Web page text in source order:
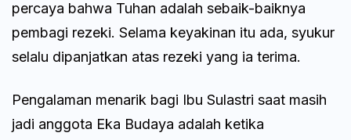
percaya bahwa Tuhan adalah sebaik-baiknya
pembagi rezeki. Selama keyakinan itu ada, syukur
selalu dipanjatkan atas rezeki yang ia terima.
Pengalaman menarik bagi Ibu Sulastri saat masih
jadi anggota Eka Budaya adalah ketika